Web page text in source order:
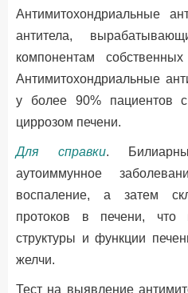
Антимитохондриальные
антитела,
компонентам
Антимитохондриальные
у более 90% пациентов
циррозом печени.
Для справки.
аутоиммунное
воспаление, а затем
протоков в печени, что
структуры и функции
желчи.
Тест на выявление